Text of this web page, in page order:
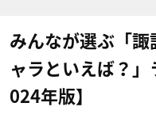
みんなが選ぶ「諏
ャラといえば？
024年版】